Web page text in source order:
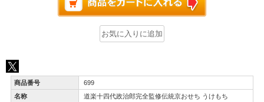
商品番号
699
名称
道楽十四代政治郎完全監修伝統京おせち うけもち